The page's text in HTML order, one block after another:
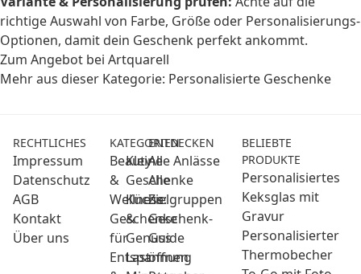
richtige Auswahl von Farbe, Größe oder Personalisierungs-
Optionen, damit dein Geschenk perfekt ankommt.
Zum Angebot bei Artquarell
Mehr aus dieser Kategorie: Personalisierte Geschenke
RECHTLICHES
Impressum
Datenschutz
AGB
Kontakt
Über uns
KATEGORIEN
Beauty
&
Wellness:
Geschenke
für
Entspannung
Kleine
Geschenke
Küche
&
Genuss
Last
ENTDECKEN
Alle Anlässe
Alle
Zielgruppen
Geschenk-
Guide
öffnen
BELIEBTE
PRODUKTE
Personalisiertes
Keksglas mit
Gravur
Personalisierter
Thermobecher